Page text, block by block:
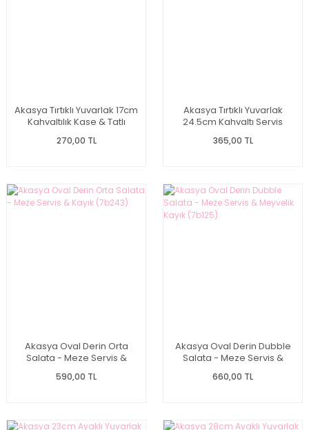
Akasya Tırtıklı Yuvarlak 17cm
Kahvaltılık Kase & Tatlı
270,00 TL
Akasya Tırtıklı Yuvarlak
24.5cm Kahvaltı Servis
365,00 TL
Akasya Oval Derin Orta
Salata - Meze Servis &
590,00 TL
Akasya Oval Derin Dubble
Salata - Meze Servis &
660,00 TL